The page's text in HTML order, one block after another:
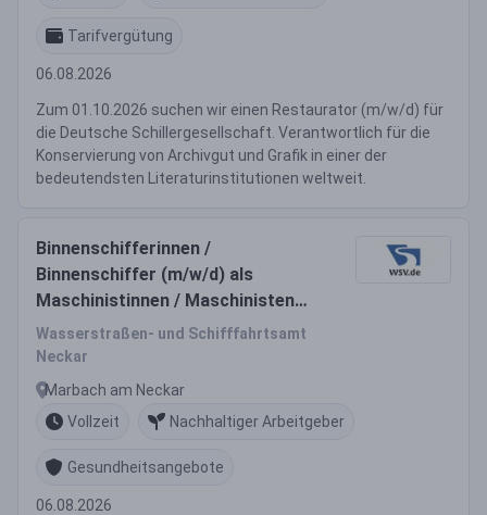
Tarifvergütung
06.08.2026
Zum 01.10.2026 suchen wir einen Restaurator (m/w/d) für
die Deutsche Schillergesellschaft. Verantwortlich für die
Konservierung von Archivgut und Grafik in einer der
bedeutendsten Literaturinstitutionen weltweit.
Binnenschifferinnen /
Binnenschiffer (m/w/d) als
Maschinistinnen / Maschinisten
(m/w/d)
Wasserstraßen- und Schifffahrtsamt
Neckar
Marbach am Neckar
Vollzeit
Nachhaltiger Arbeitgeber
Gesundheitsangebote
06.08.2026